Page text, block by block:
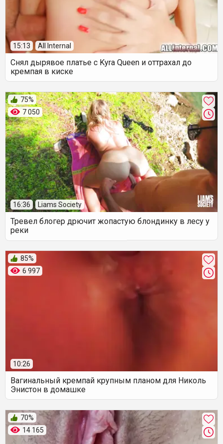
15:13 All Internal
Снял дырявое платье с Kyra Queen и оттрахал до
кремпая в киске
7 050
75%
16:36 Liams Society
Тревел блогер дрючит жопастую блондинку в лесу у
реки
6 997
85%
10:26
Вагинальный кремпай крупным планом для Николь
Энистон в домашке
14 165
70%